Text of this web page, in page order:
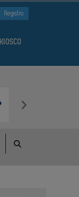
Registro
KIOSCO